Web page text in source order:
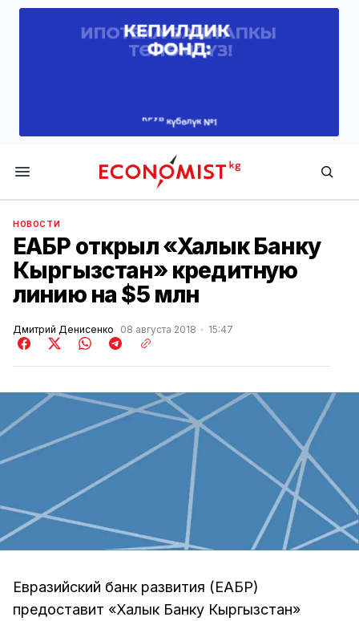
Economist.kg
НОВОСТИ
ЕАБР открыл «Халык Банку
Кыргызстан» кредитную
линию на $5 млн
Дмитрий Денисенко 08 августа 2018 15:47
Евразийский банк развития (ЕАБР)
предоставит «Халык Банку Кыргызстан»